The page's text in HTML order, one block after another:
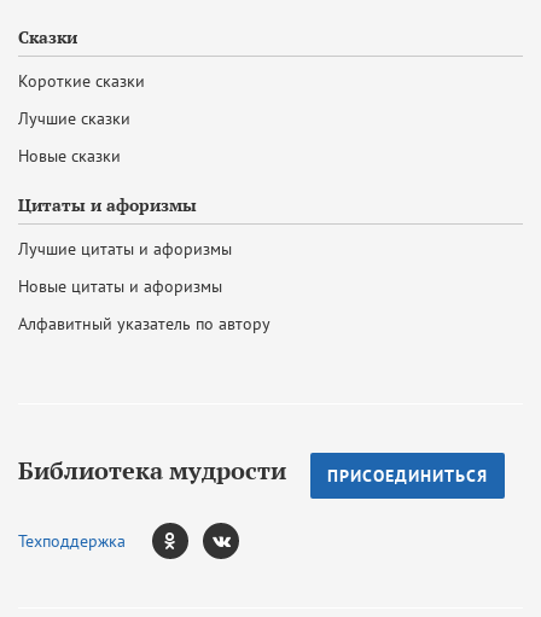
Сказки
Короткие сказки
Лучшие сказки
Новые сказки
Цитаты и афоризмы
Лучшие цитаты и афоризмы
Новые цитаты и афоризмы
Алфавитный указатель по автору
Библиотека мудрости ПРИСОЕДИНИТЬСЯ
Техподдержка